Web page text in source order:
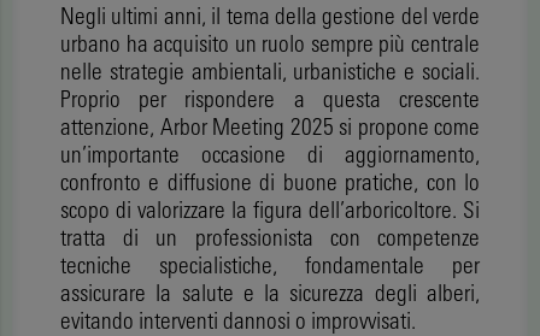
Negli ultimi anni, il tema della gestione del verde
urbano ha acquisito un ruolo sempre più centrale
nelle strategie ambientali, urbanistiche e sociali.
Proprio per rispondere a questa crescente
attenzione, Arbor Meeting 2025 si propone come
un’importante occasione di aggiornamento,
confronto e diffusione di buone pratiche, con lo
scopo di valorizzare la figura dell’arboricoltore. Si
tratta di un professionista con competenze
tecniche specialistiche, fondamentale per
assicurare la salute e la sicurezza degli alberi,
evitando interventi dannosi o improvvisati.